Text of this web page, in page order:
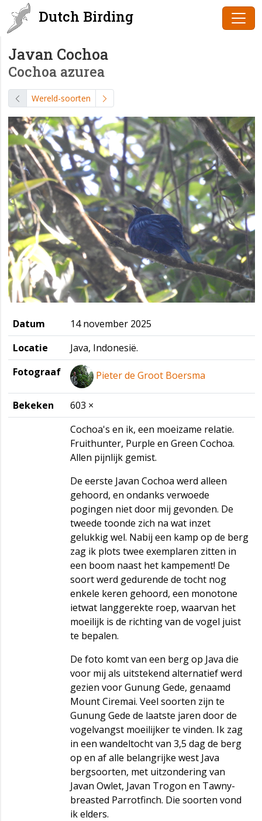
Dutch Birding
Javan Cochoa
Cochoa azurea
Wereld-soorten
Datum
14 november 2025
Locatie
Java, Indonesië.
Fotograaf
Pieter de Groot Boersma
Bekeken
603 ×
Cochoa's en ik, een moeizame relatie.
Fruithunter, Purple en Green Cochoa.
Allen pijnlijk gemist.
De eerste Javan Cochoa werd alleen
gehoord, en ondanks verwoede
pogingen niet door mij gevonden. De
tweede toonde zich na wat inzet
gelukkig wel. Nabij een kamp op de berg
zag ik plots twee exemplaren zitten in
een boom naast het kampement! De
soort werd gedurende de tocht nog
enkele keren gehoord, een monotone
ietwat langgerekte roep, waarvan het
moeilijk is de richting van de vogel juist
te bepalen.
De foto komt van een berg op Java die
voor mij als uitstekend alternatief werd
gezien voor Gunung Gede, genaamd
Mount Ciremai. Veel soorten zijn te
Gunung Gede de laatste jaren door de
vogelvangst moeilijker te vinden. Ik zag
in een wandeltocht van 3,5 dag de berg
op en af alle belangrijke west Java
bergsoorten, met uitzondering van
Javan Owlet, Javan Trogon en Tawny-
breasted Parrotfinch. Die soorten vond
ik elders.